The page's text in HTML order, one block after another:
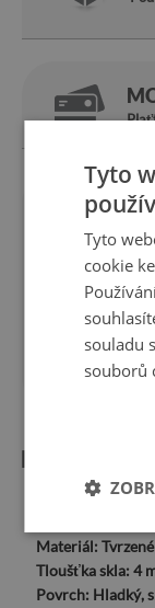
1 rok
záruka
Informace o
Materiál:
Tloušťka skla: 4
Povrch: Hladký,
Tyto
Tyto
cookie
souladu
souborů